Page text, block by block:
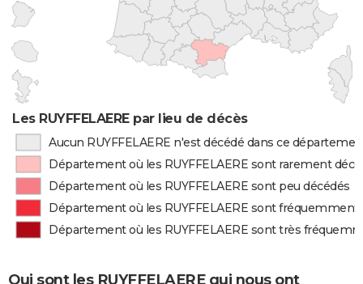
Les RUYFFELAERE par lieu de décès
Aucun RUYFFELAERE n'est décédé dans ce
Département où les RUYFFELAERE sont rarement
Département où les RUYFFELAERE sont peu décédés
Département où les RUYFFELAERE sont fréquemment
Département où les RUYFFELAERE sont très
Qui sont les RUYFFELAERE qui nous ont